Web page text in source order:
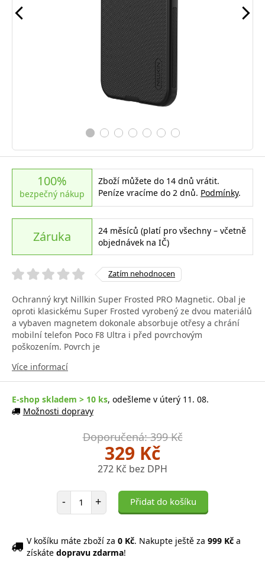
100%
bezpečný nákup
Zboží můžete do 14 dnů vrátit.
Peníze vracíme do 2 dnů. Podmínky.
Záruka
24 měsíců (platí pro všechny – včetně
objednávek na IČ)
Zatím nehodnocen
Ochranný kryt Nillkin Super Frosted PRO Magnetic. Obal je
oproti klasickému Super Frosted vyrobený ze dvou materiálů
a vybaven magnetem dokonale absorbuje otřesy a chrání
mobilní telefon Poco F8 Ultra i před povrchovým
poškozením. Povrch je
Více informací
E-shop skladem > 10 ks, odešleme v úterý 11. 08.
Možnosti dopravy
Doporučená: 399 Kč
329 Kč
272 Kč bez DPH
- Počet položek
+ Přidat do košíku
V košíku máte zboží za 0 Kč. Nakupte ještě za 999 Kč a
získáte dopravu zdarma!